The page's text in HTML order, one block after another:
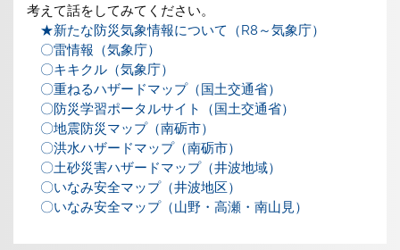
考えて話をしてみてください。
★新たな防災気象情報について（R8～気象庁）
〇雷情報（気象庁）
〇キキクル（気象庁）
〇重ねるハザードマップ（国土交通省）
〇防災学習ポータルサイト（国土交通省）
〇地震防災マップ（南砺市）
〇洪水ハザードマップ（南砺市）
〇土砂災害ハザードマップ（井波地域）
〇いなみ安全マップ（井波地区）
〇いなみ安全マップ（山野・高瀬・南山見）